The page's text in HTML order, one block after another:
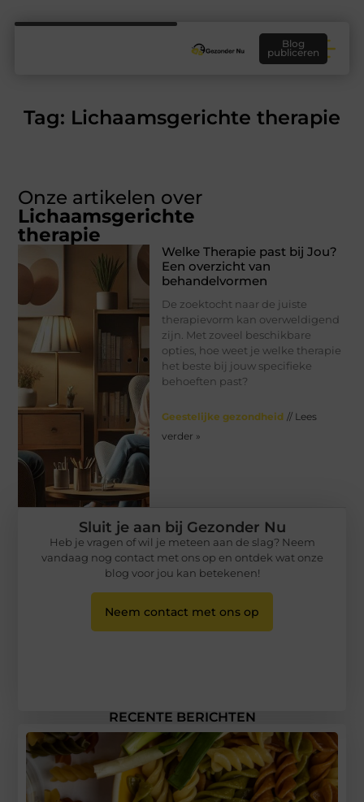
Blog
publiceren
Tag: Lichaamsgerichte therapie
Onze artikelen over
Lichaamsgerichte
therapie
Welke Therapie past bij Jou?
Een overzicht van
behandelvormen
De zoektocht naar de juiste
therapievorm kan overweldigend
zijn. Met zoveel beschikbare
opties, hoe weet je welke therapie
het beste bij jouw specifieke
behoeften past?
Geestelijke gezondheid // Lees
verder »
RECENTE BERICHTEN
Sluit je aan bij Gezonder Nu
Heb je vragen of wil je meteen aan de slag? Neem
vandaag nog contact met ons op en ontdek wat onze
blog voor jou kan betekenen!
Neem contact met ons op